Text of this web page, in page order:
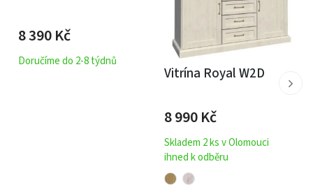
8 390Kč
Doručíme do 2-8 týdnů
Vitrína Royal W2D
8 990Kč
Skladem 2 ks v Olomouci
ihned k odběru